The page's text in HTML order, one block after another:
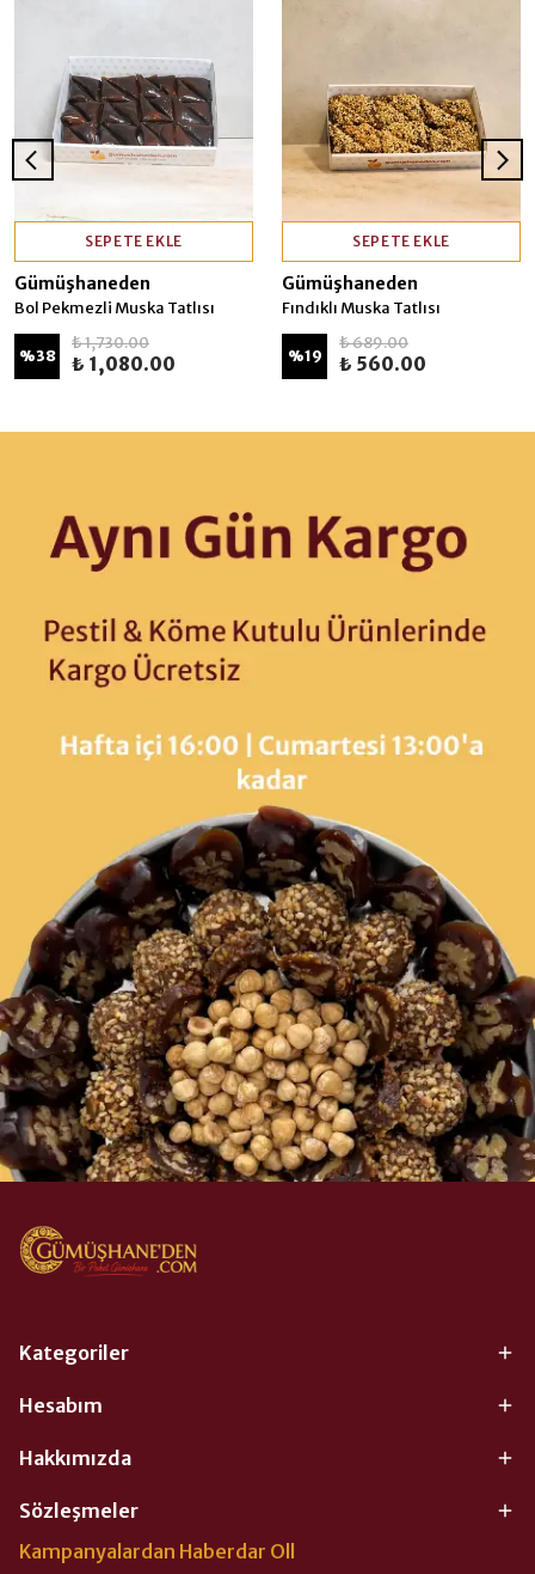
SEPETE EKLE
Gümüşhaneden
Bol Pekmezli Muska Tatlısı
%38
₺ 1,730.00
₺ 1,080.00
SEPETE EKLE
Gümüşhaneden
Fındıklı Muska Tatlısı
%19
₺ 689.00
₺ 560.00
Kategoriler
Hesabım
Hakkımızda
Sözleşmeler
Kampanyalardan Haberdar Oll